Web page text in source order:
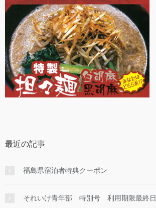
最近の記事
福島県宿泊者特典クーポン
それいけ青年部 特別号 利用期限最終日